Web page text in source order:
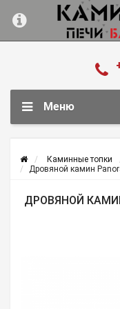
Меню
Каминные топки
Дровяной камин
ДРОВЯНОЙ КАМИН